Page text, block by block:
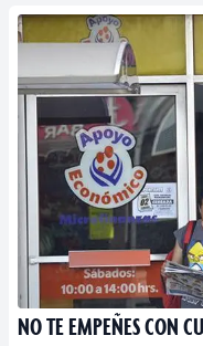
NO TE EMPEÑES CON